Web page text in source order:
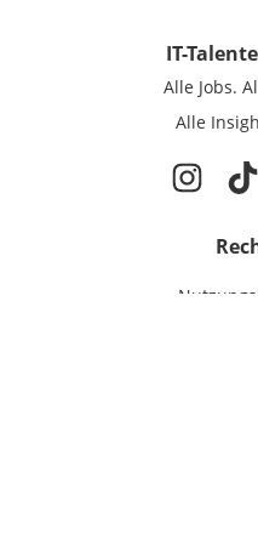
IT-Talente
Alle Jobs.
Alle